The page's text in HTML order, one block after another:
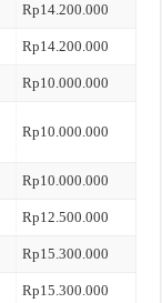
Rp14.200.000
Rp14.200.000
Rp10.000.000
Rp10.000.000
Rp10.000.000
Rp12.500.000
Rp15.300.000
Rp15.300.000